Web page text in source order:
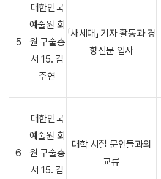
5
대한민국
예술원 회
원 구술총
서 15. 김
주연
「새세대」 기자 활동과 경
향신문 입사
6
대한민국
예술원 회
원 구술총
서 15. 김
대학 시절 문인들과의
교류